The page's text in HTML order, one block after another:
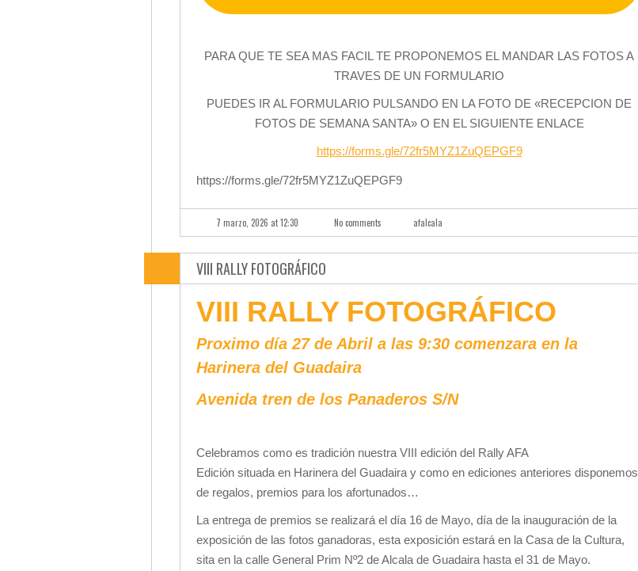
PARA QUE TE SEA MAS FACIL TE PROPONEMOS EL MANDAR LAS FOTOS A
TRAVES DE UN FORMULARIO
PUEDES IR AL FORMULARIO PULSANDO EN LA FOTO DE «RECEPCION DE
FOTOS DE SEMANA SANTA» O EN EL SIGUIENTE ENLACE
https://forms.gle/72fr5MYZ1ZuQEPGF9
https://forms.gle/72fr5MYZ1ZuQEPGF9
7 marzo, 2026 at 12:30 No comments afalcala
VIII RALLY FOTOGRÁFICO
VIII RALLY FOTOGRÁFICO
Proximo día 27 de Abril a las 9:30 comenzara en la
Harinera del Guadaira
Avenida tren de los Panaderos S/N
Celebramos como es tradición nuestra VIII edición del Rally AFA
Edición situada en Harinera del Guadaira y como en ediciones anteriores disponemos
de regalos, premios para los afortunados…
La entrega de premios se realizará el día 16 de Mayo, día de la inauguración de la
exposición de las fotos ganadoras, esta exposición estará en la Casa de la Cultura,
sita en la calle General Prim Nº2 de Alcala de Guadaira hasta el 31 de Mayo.